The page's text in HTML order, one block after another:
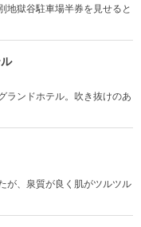
地獄谷駐車場半券を見せると
ランドホテル。吹き抜けのあ
が、泉質が良く肌がツルツル